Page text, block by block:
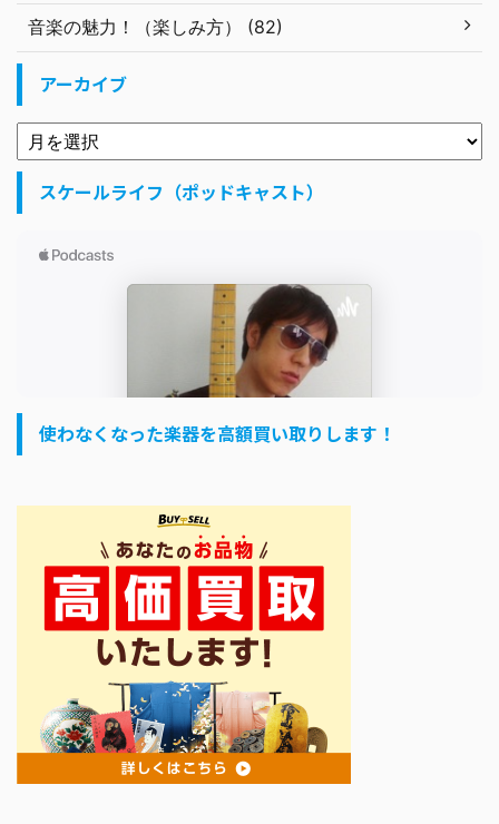
音楽の魅力！（楽しみ方） (82)
アーカイブ
スケールライフ（ポッドキャスト）
使わなくなった楽器を高額買い取りします！